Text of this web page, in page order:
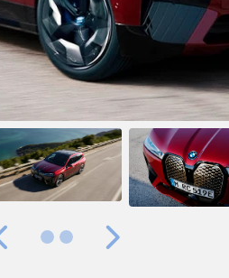
Anterior Próximo